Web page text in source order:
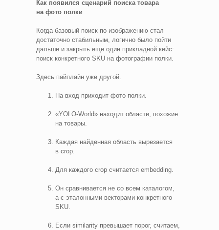
Как появился сценарий поиска товара
на фото полки
Когда базовый поиск по изображению стал
достаточно стабильным, логично было пойти
дальше и закрыть еще один прикладной кейс:
поиск конкретного SKU на фотографии полки.
Здесь пайплайн уже другой.
На вход приходит фото полки.
«YOLO‑World» находит области, похожие
на товары.
Каждая найденная область вырезается
в crop.
Для каждого crop считается embedding.
Он сравнивается не со всем каталогом,
а с эталонными векторами конкретного
SKU.
Если similarity превышает порог, считаем,